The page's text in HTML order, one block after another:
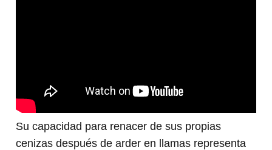
Su capacidad para renacer de sus propias
cenizas después de arder en llamas representa